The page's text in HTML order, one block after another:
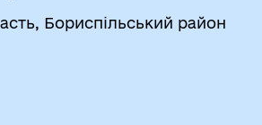
Бориспільський район